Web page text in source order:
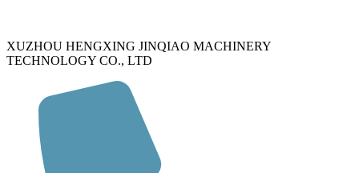
XUZHOU HENGXING JINQIAO MACHINERY
TECHNOLOGY CO., LTD